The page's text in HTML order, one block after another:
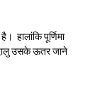
हालांकि पूर्णिमा
उसके ऊतर जाने